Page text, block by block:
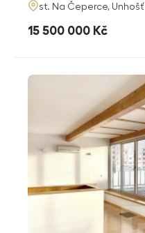
adresa
st. Na Čeperce, Unhošť
cena
15 500 000 Kč